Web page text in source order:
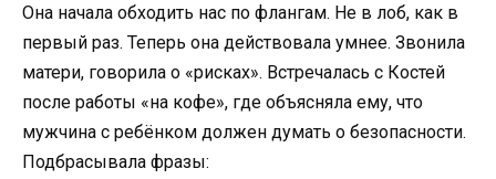
Она начала обходить нас по флангам. Не в лоб, как в
первый раз. Теперь она действовала умнее. Звонила
матери, говорила о «рисках». Встречалась с Костей
после работы «на кофе», где объясняла ему, что
мужчина с ребёнком должен думать о безопасности.
Подбрасывала фразы: